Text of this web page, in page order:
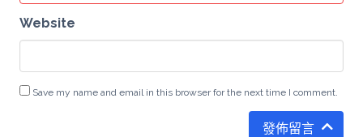
Website
Save my name and email in this browser for the next time I comment.
發佈留言